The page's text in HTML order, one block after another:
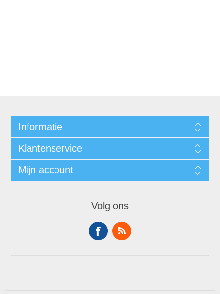
Informatie
Klantenservice
Mijn account
Volg ons